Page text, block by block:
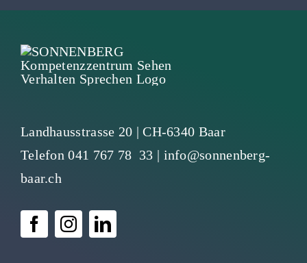
Landhausstrasse 20 | CH-6340 Baar
Telefon041 767 78 33 | info@sonnenberg-
baar.ch